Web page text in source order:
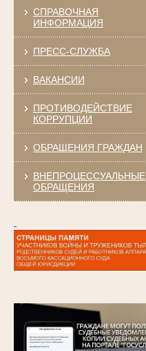
СПРАВОЧНАЯ
ИНФОРМАЦИЯ
ПРЕСС-СЛУЖБА
ВАКАНСИИ
ПРОТИВОДЕЙСТВИЕ
КОРРУПЦИИ
ОБРАЩЕНИЯ ГРАЖДАН
ВНЕПРОЦЕССУАЛЬНЫЕ
ОБРАЩЕНИЯ